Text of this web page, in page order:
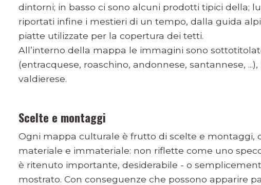
dintorni; in basso ci sono alcuni prodotti tipici della;
riportati infine i mestieri di un tempo, dalla guida
piatte utilizzate per la copertura dei tetti.
All’interno della mappa le immagini sono
(entracquese, roaschino, andonnese, santannese,
valdierese.
Scelte e montaggi
Ogni mappa culturale è frutto di scelte e montaggi,
materiale e immateriale: non riflette come uno
è ritenuto importante, desiderabile - o
mostrato. Con conseguenze che possono apparire